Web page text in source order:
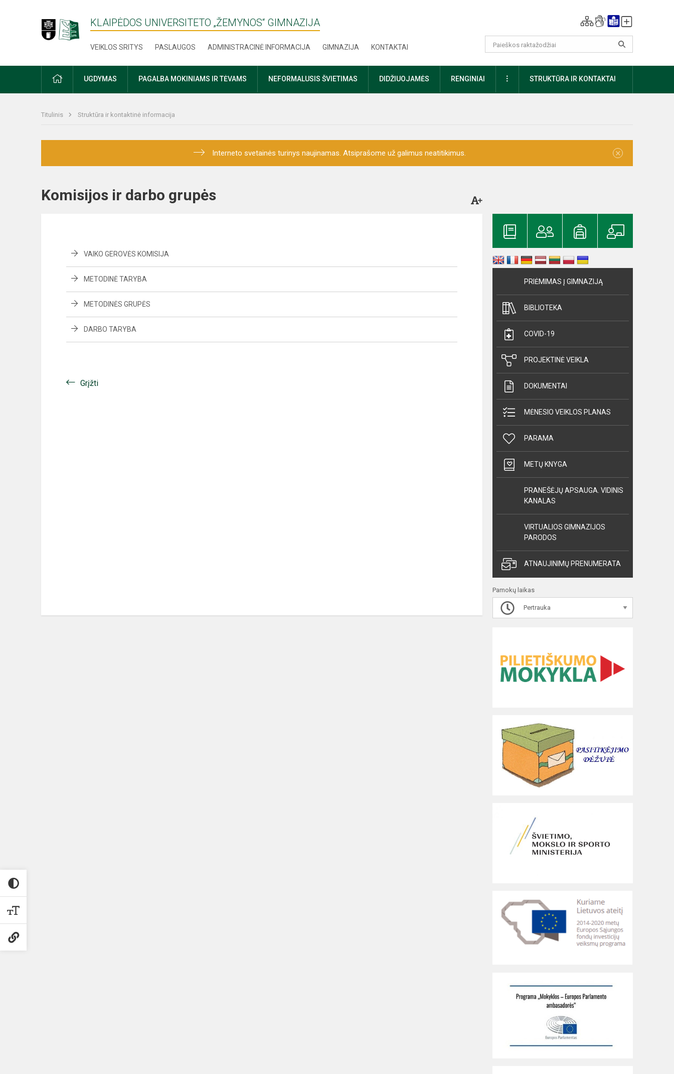
KLAIPĖDOS UNIVERSITETO „ŽEMYNOS“ GIMNAZIJA
VEIKLOS SRITYS PASLAUGOS ADMINISTRACINĖ INFORMACIJA GIMNAZIJA KONTAKTAI
PRADŽIAUGDYMAS PAGALBA MOKINIAMS IR TĖVAMS NEFORMALUSIS ŠVIETIMAS DIDŽIUOJAMĖS RENGINIAI DAUGIAUSTRUKTŪRA IR KONTAKTAI
Titulinis Struktūra ir kontaktinė informacija
Interneto svetainės turinys naujinamas. Atsiprašome už galimus neatitikimus. ×
Komisijos ir darbo grupės
VAIKO GEROVĖS KOMISIJA
METODINĖ TARYBA
METODINĖS GRUPĖS
DARBO TARYBA
Grįžti
PRIĖMIMAS Į GIMNAZIJĄ
BIBLIOTEKA
COVID-19
PROJEKTINĖ VEIKLA
DOKUMENTAI
MĖNESIO VEIKLOS PLANAS
PARAMA
METŲ KNYGA
PRANEŠĖJŲ APSAUGA. VIDINIS
KANALAS
VIRTUALIOS GIMNAZIJOS
PARODOS
ATNAUJINIMŲ PRENUMERATA
Pamokų laikas
Pertrauka